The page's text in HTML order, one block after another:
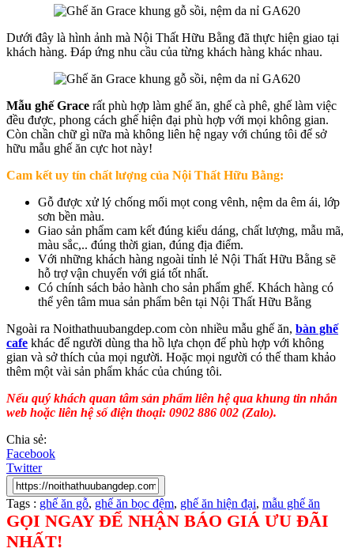
Dưới đây là hình ảnh mà Nội Thất Hữu Bằng đã thực hiện giao tại
khách hàng. Đáp ứng nhu cầu của từng khách hàng khác nhau.
Mẫu ghế Grace rất phù hợp làm ghế ăn, ghế cà phê, ghế làm việc
đều được, phong cách ghế hiện đại phù hợp với mọi không gian.
Còn chần chữ gì nữa mà không liên hệ ngay với chúng tôi để sở
hữu mẫu ghế ăn cực hot này!
Cam kết uy tín chất lượng của Nội Thất Hữu Bằng:
Gỗ được xử lý chống mối mọt cong vênh, nệm da êm ái, lớp
sơn bền màu.
Giao sản phẩm cam kết đúng kiểu dáng, chất lượng, mẫu mã,
màu sắc,.. đúng thời gian, đúng địa điểm.
Với những khách hàng ngoài tỉnh lẻ Nội Thất Hữu Bằng sẽ
hỗ trợ vận chuyển với giá tốt nhất.
Có chính sách bảo hành cho sản phẩm ghế. Khách hàng có
thể yên tâm mua sản phẩm bên tại Nội Thất Hữu Bằng
Ngoài ra Noithathuubangdep.com còn nhiều mẫu ghế ăn, bàn ghế
cafe khác để người dùng tha hồ lựa chọn để phù hợp với không
gian và sở thích của mọi người. Hoặc mọi người có thế tham khảo
thêm một vài sản phẩm khác của chúng tôi.
Nếu quý khách quan tâm sản phẩm liên hệ qua khung tin nhắn
web hoặc liên hệ số điện thoại: 0902 886 002 (Zalo).
Chia sẻ:
Facebook
Twitter
Tags : ghế ăn gỗ, ghế ăn bọc đệm, ghế ăn hiện đại, mẫu ghế ăn
GỌI NGAY ĐỂ NHẬN BÁO GIÁ ƯU ĐÃI
NHẤT!